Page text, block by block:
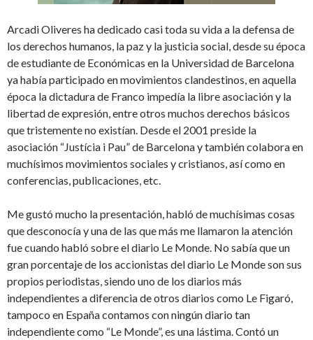
Arcadi Oliveres ha dedicado casi toda su vida a la defensa de
los derechos humanos, la paz y la justicia social, desde su época
de estudiante de Económicas en la Universidad de Barcelona
ya había participado en movimientos clandestinos, en aquella
época la dictadura de Franco impedía la libre asociación y la
libertad de expresión, entre otros muchos derechos básicos
que tristemente no existían. Desde el 2001 preside la
asociación “Justícia i Pau” de Barcelona y también colabora en
muchísimos movimientos sociales y cristianos, así como en
conferencias, publicaciones, etc.
Me gustó mucho la presentación, habló de muchísimas cosas
que desconocía y una de las que más me llamaron la atención
fue cuando habló sobre el diario Le Monde. No sabía que un
gran porcentaje de los accionistas del diario Le Monde son sus
propios periodistas, siendo uno de los diarios más
independientes a diferencia de otros diarios como Le Figaró,
tampoco en España contamos con ningún diario tan
independiente como “Le Monde”, es una lástima. Contó un